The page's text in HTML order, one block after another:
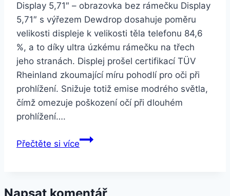
Display 5,71″ – obrazovka bez rámečku Display
5,71″ s výřezem Dewdrop dosahuje poměru
velikosti displeje k velikosti těla telefonu 84,6
%, a to díky ultra úzkému rámečku na třech
jeho stranách. Displej prošel certifikací TÜV
Rheinland zkoumající míru pohodlí pro oči při
prohlížení. Snižuje totiž emise modrého světla,
čímž omezuje poškození očí při dlouhém
prohlížení….
Přečtěte si víceHonor